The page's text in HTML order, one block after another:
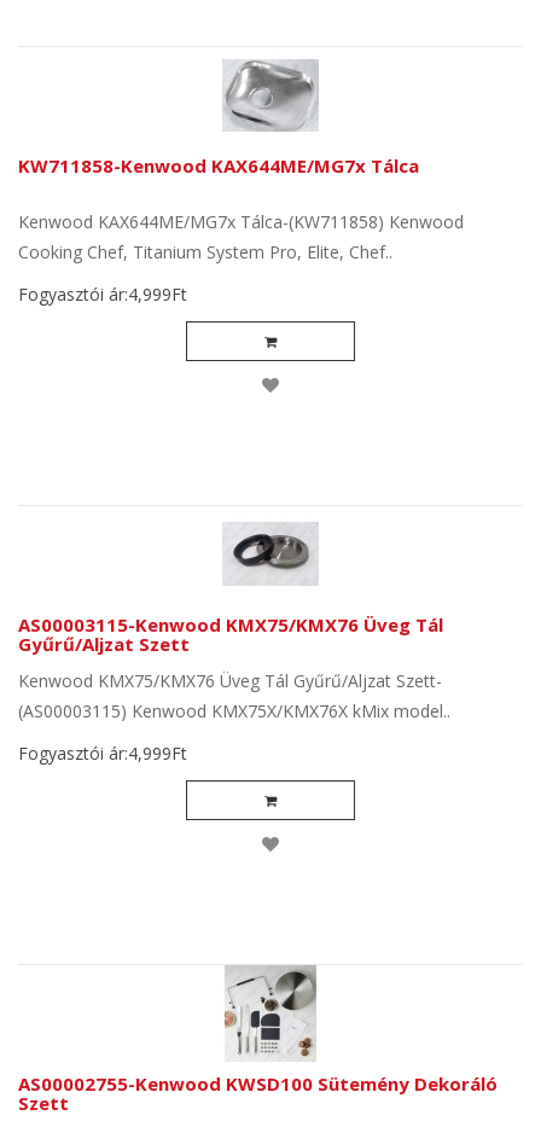
KW711858-Kenwood KAX644ME/MG7x Tálca
Kenwood KAX644ME/MG7x Tálca-(KW711858) Kenwood
Cooking Chef, Titanium System Pro, Elite, Chef..
Fogyasztói ár:4,999Ft
AS00003115-Kenwood KMX75/KMX76 Üveg Tál
Gyűrű/Aljzat Szett
Kenwood KMX75/KMX76 Üveg Tál Gyűrű/Aljzat Szett-
(AS00003115) Kenwood KMX75X/KMX76X kMix model..
Fogyasztói ár:4,999Ft
AS00002755-Kenwood KWSD100 Sütemény Dekoráló
Szett